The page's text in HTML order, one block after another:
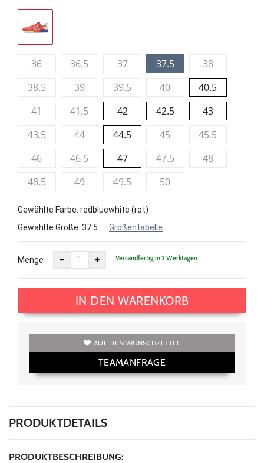
36 36.5 37 37.5
38
38.5
39 39.5 40
40.5
41
41.5 42 42.5
43
43.5
44 44.5 45
45.5
46
46.5 47 47.5
48
48.5
49 49.5 50
Gewählte Farbe: redbluewhite (rot)
Gewählte Größe: 37.5 Größentabelle
Menge Versandfertig in 2 Werktagen
IN DEN WARENKORB
AUF DEN WUNSCHZETTEL
TEAMANFRAGE
PRODUKTDETAILS
PRODUKTBESCHREIBUNG: